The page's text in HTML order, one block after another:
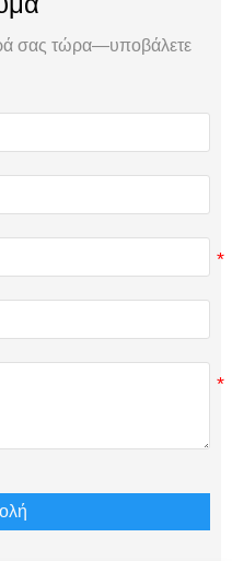
σας τώρα—υποβάλετε